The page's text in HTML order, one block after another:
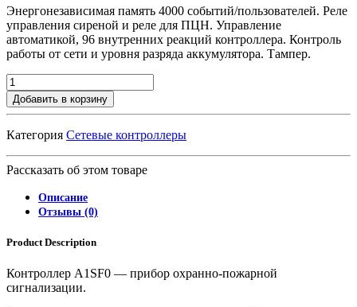
Энергонезависимая память 4000 событий/пользователей. Реле
управления сиреной и реле для ПЦН. Управление
автоматикой, 96 внутренних реакций контроллера. Контроль
работы от сети и уровня разряда аккумулятора. Тампер.
Добавить в корзину
Категория Сетевые контроллеры
Рассказать об этом товаре
Описание
Отзывы (0)
Product Description
Контроллер A1SF0 — прибор охранно-пожарной
сигнализации.